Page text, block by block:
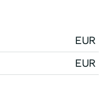
EUR
EUR